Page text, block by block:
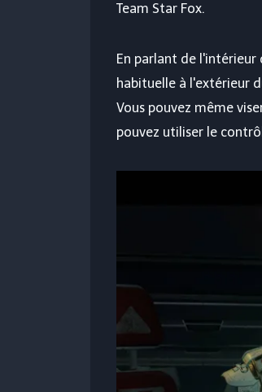
Team Star Fox.
En parlant de l'intérieur
habituelle à l'extérieur
Vous pouvez même
pouvez utiliser le